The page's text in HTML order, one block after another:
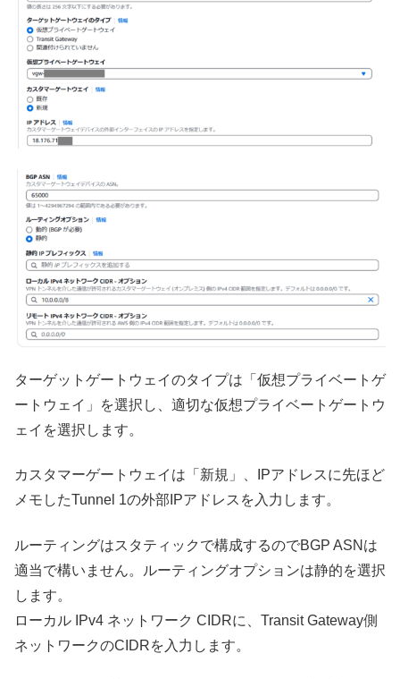
ターゲットゲートウェイのタイプは「仮想プライベートゲ
ートウェイ」を選択し、適切な仮想プライベートゲートウ
ェイを選択します。
カスタマーゲートウェイは「新規」、IPアドレスに先ほど
メモしたTunnel 1の外部IPアドレスを入力します。
ルーティングはスタティックで構成するのでBGP ASNは
適当で構いません。ルーティングオプションは静的を選択
します。
ローカル IPv4 ネットワーク CIDRに、Transit Gateway側
ネットワークのCIDRを入力します。